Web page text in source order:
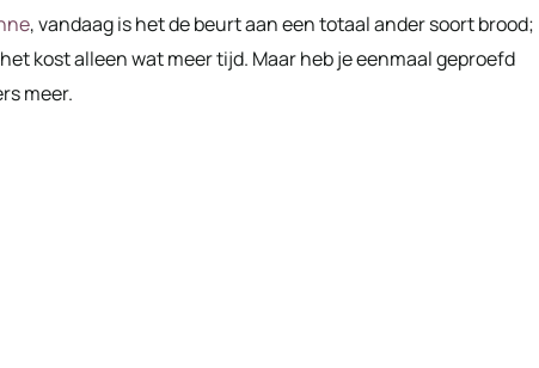
, vandaag is het de beurt aan een totaal ander soort brood;
kost alleen wat meer tijd. Maar heb je eenmaal geproefd
meer.